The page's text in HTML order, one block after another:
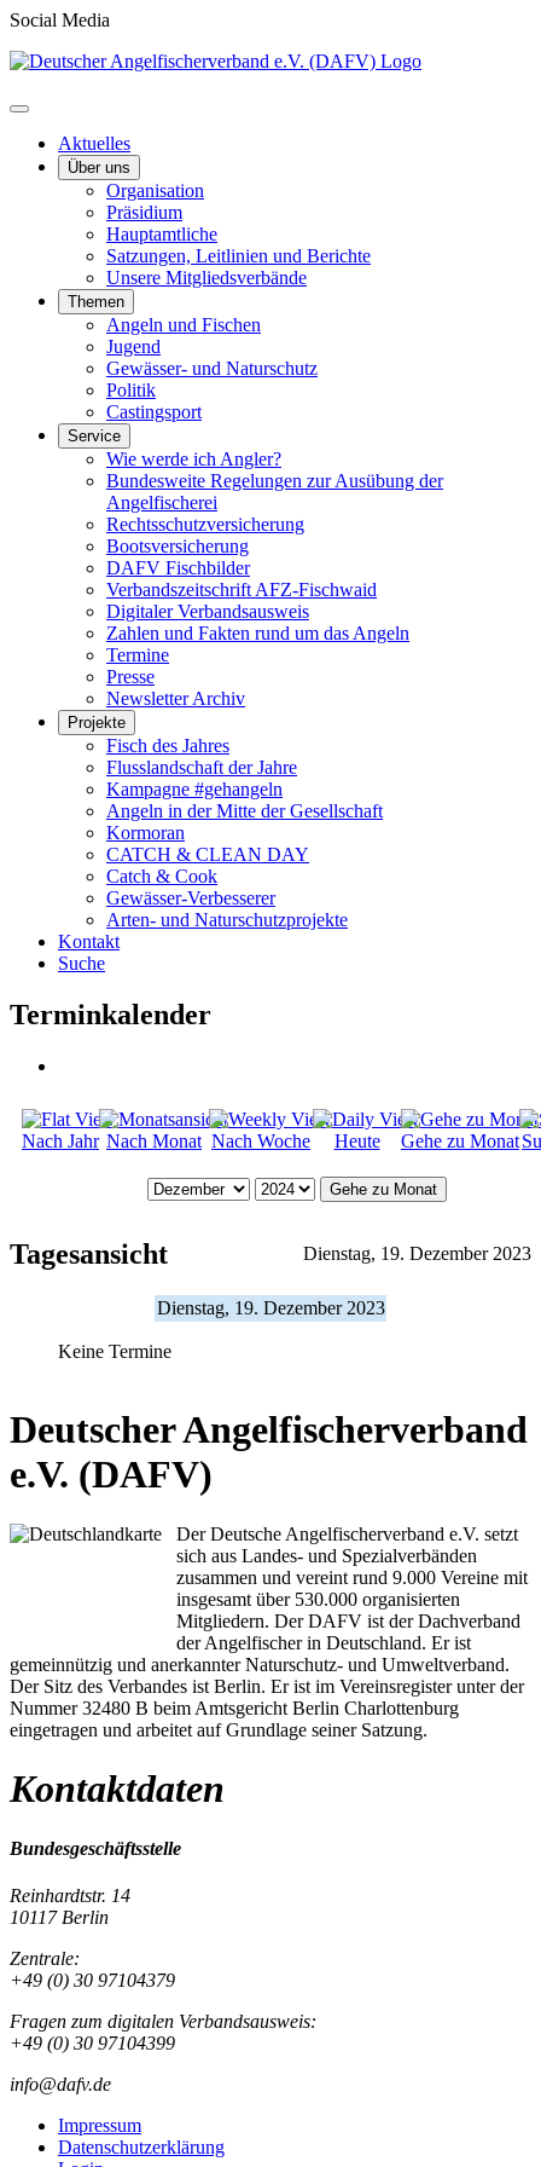
Social Media
Aktuelles
Über uns
Organisation
Präsidium
Hauptamtliche
Satzungen, Leitlinien und Berichte
Unsere Mitgliedsverbände
Themen
Angeln und Fischen
Jugend
Gewässer- und Naturschutz
Politik
Castingsport
Service
Wie werde ich Angler?
Bundesweite Regelungen zur Ausübung der
Angelfischerei
Rechtsschutzversicherung
Bootsversicherung
DAFV Fischbilder
Verbandszeitschrift AFZ-Fischwaid
Digitaler Verbandsausweis
Zahlen und Fakten rund um das Angeln
Termine
Presse
Newsletter Archiv
Projekte
Fisch des Jahres
Flusslandschaft der Jahre
Kampagne #gehangeln
Angeln in der Mitte der Gesellschaft
Kormoran
CATCH & CLEAN DAY
Catch & Cook
Gewässer-Verbesserer
Arten- und Naturschutzprojekte
Kontakt
Suche
Terminkalender
Nach Jahr Nach Monat Nach Woche Heute Gehe zu Monat
Gehe zu Monat
Tagesansicht Dienstag, 19. Dezember 2023
Dienstag, 19. Dezember 2023
Keine Termine
Deutscher Angelfischerverband
e.V. (DAFV)
Der Deutsche Angelfischerverband e.V. setzt
sich aus Landes- und Spezialverbänden
zusammen und vereint rund 9.000 Vereine mit
insgesamt über 530.000 organisierten
Mitgliedern. Der DAFV ist der Dachverband
der Angelfischer in Deutschland. Er ist
gemeinnützig und anerkannter Naturschutz- und Umweltverband.
Der Sitz des Verbandes ist Berlin. Er ist im Vereinsregister unter der
Nummer 32480 B beim Amtsgericht Berlin Charlottenburg
eingetragen und arbeitet auf Grundlage seiner Satzung.
Kontaktdaten
Bundesgeschäftsstelle
Reinhardtstr. 14
10117 Berlin
Zentrale:
+49 (0) 30 97104379
Fragen zum digitalen Verbandsausweis:
+49 (0) 30 97104399
info@dafv.de
Impressum
Datenschutzerklärung